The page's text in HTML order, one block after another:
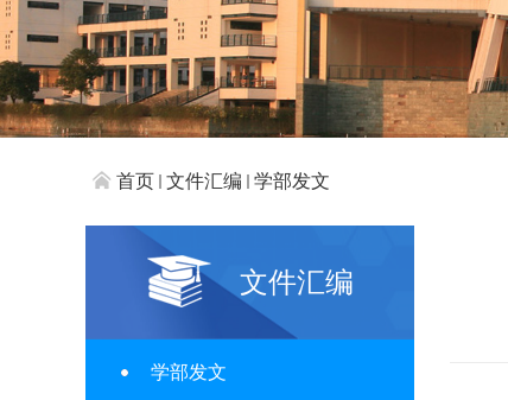
首页 文件汇编 学部发文
文件汇编
学部发文